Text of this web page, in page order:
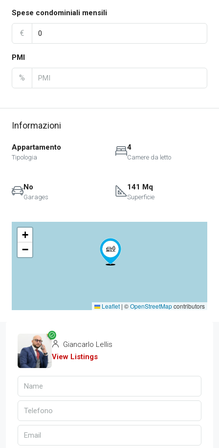
Spese condominiali mensili
€
PMI
%
Informazioni
Appartamento
Tipologia
4
Camere da letto
No
Garages
141 Mq
Superficie
+
−
Leaflet | ©OpenStreetMapcontributors
Giancarlo Lellis
View Listings